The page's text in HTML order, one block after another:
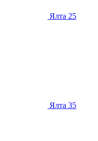
Ялта 25
Ялта 35